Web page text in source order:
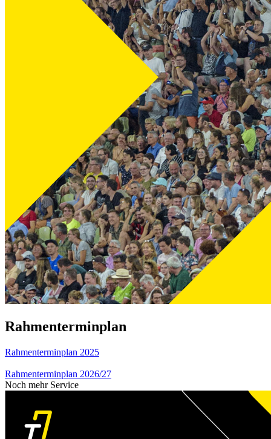
Rahmenterminplan
Rahmenterminplan 2025
Rahmenterminplan 2026/27
Noch mehr Service